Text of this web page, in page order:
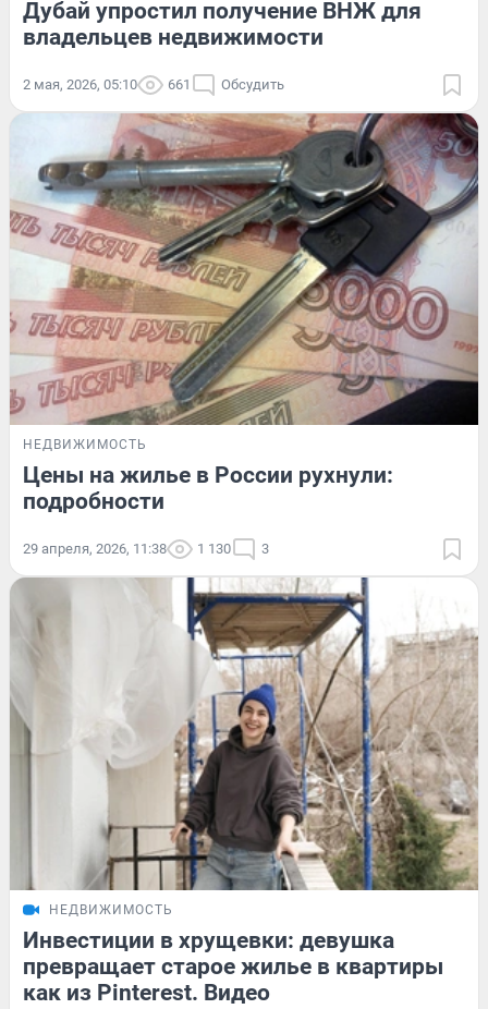
Дубай упростил получение ВНЖ для
владельцев недвижимости
2 мая, 2026, 05:10 661 Обсудить
НЕДВИЖИМОСТЬ
Цены на жилье в России рухнули:
подробности
29 апреля, 2026, 11:38 1 130 3
НЕДВИЖИМОСТЬ
Инвестиции в хрущевки: девушка
превращает старое жилье в квартиры
как из Pinterest. Видео